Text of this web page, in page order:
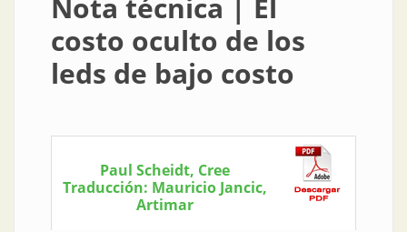
Nota técnica | El
costo oculto de los
leds de bajo costo
Paul Scheidt, Cree
Traducción: Mauricio Jancic,
Artimar